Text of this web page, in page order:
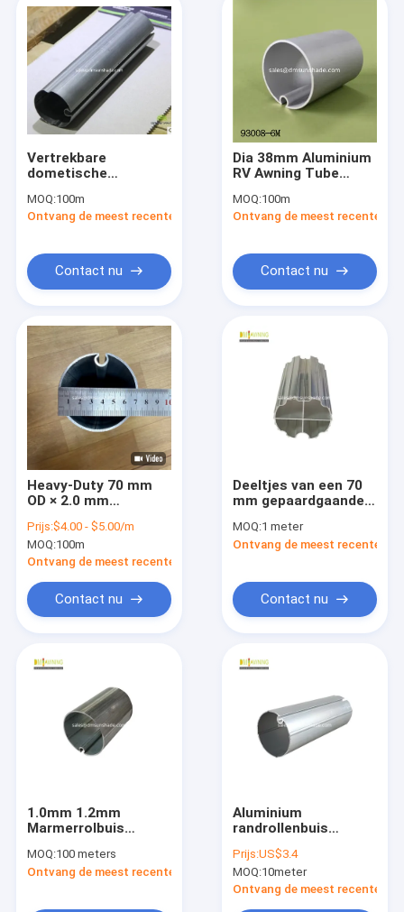
Over ons
Nieuws
Vertrekbare
dometische
gegalvaniseerde
luifelbuis 50 mm Dia
MOQ:100m
Ontvang de meest recente Prijs
Contact nu
Dia 38mm Aluminium
RV Awning Tube
Gegalvaniseerd
Stalen Roller Voor
MOQ:100m
Ontvang de meest recente
Contact nu
Heavy-Duty 70 mm
OD × 2.0 mm
integraal voor
buitengewanden
Prijs:$4.00 - $5.00/m
MOQ:100m
Ontvang de meest recente Prijs
Contact nu
Deeltjes van een 70
mm gepaardgaande
rolbuis
MOQ:1 meter
Ontvang de meest recente
Contact nu
1.0mm 1.2mm
Marmerrolbuis
MOQ:100 meters
Ontvang de meest recente Prijs
Aluminium
randrollenbuis
randranden
Spullenbuis
Prijs:US$3.4
MOQ:10meter
Ontvang de meest recente